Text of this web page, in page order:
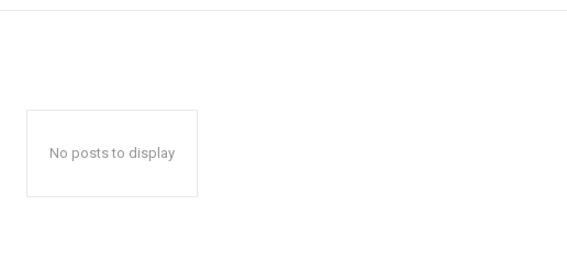
No posts to display